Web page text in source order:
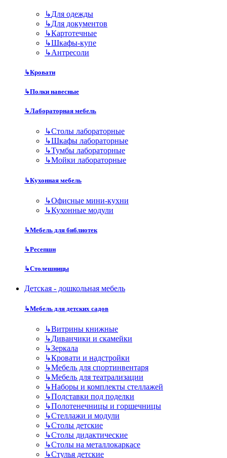
↳Для одежды
↳Для документов
↳Картотечные
↳Шкафы-купе
↳Антресоли
↳Кровати
↳Полки навесные
↳Лабораторная мебель
↳Столы лабораторные
↳Шкафы лабораторные
↳Тумбы лабораторные
↳Мойки лабораторные
↳Кухонная мебель
↳Офисные мини-кухни
↳Кухонные модули
↳Мебель для библиотек
↳Ресепшн
↳Столешницы
Детская - дошкольная мебель
↳Мебель для детских садов
↳Витрины книжные
↳Диванчики и скамейки
↳Зеркала
↳Кровати и надстройки
↳Мебель для спортинвентаря
↳Мебель для театрализации
↳Наборы и комплекты стеллажей
↳Подставки под поделки
↳Полотенечницы и горшечницы
↳Стеллажи и модули
↳Столы детские
↳Столы дидактические
↳Столы на металлокаркасе
↳Стулья детские